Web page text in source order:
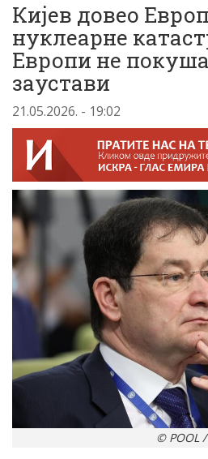
Кијев довео
нуклеарне
Европи не
заустави
21.05.2026. - 19:02
© POOL /